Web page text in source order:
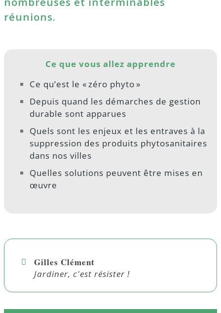
réunions.
Ce que vous allez apprendre
Ce qu’est le « zéro phyto »
Depuis quand les démarches de gestion
durable sont apparues
Quels sont les enjeux et les entraves à la
suppression des produits phytosanitaires
dans nos villes
Quelles solutions peuvent être mises en
œuvre
Gilles Clément
Jardiner, c'est résister !